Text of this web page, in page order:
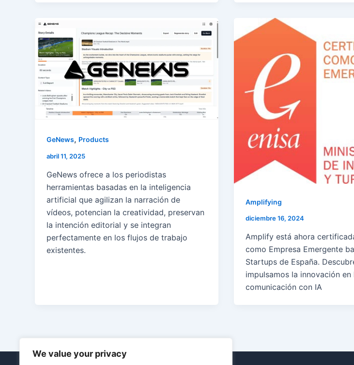
We value your privacy
GeNews, Products
abril 11, 2025
GeNews ofrece a los periodistas
herramientas basadas en la inteligencia
artificial que agilizan la narración de
vídeos, potencian la creatividad, preservan
la intención editorial y se integran
perfectamente en los flujos de trabajo
existentes.
Amplifying
diciembre 16, 2024
Amplify está ahora
como Empresa Emergente
Startups de España.
impulsamos la innovación
comunicación con IA